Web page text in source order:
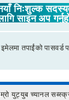
निःशुल्क
साइन अप
इमेलमा तपाईंको पासवर्ड
युट्युब च्यानल